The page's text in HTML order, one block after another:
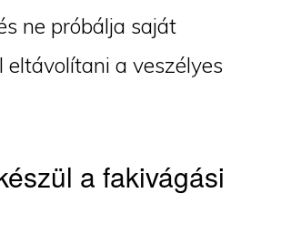
ne próbálja saját
eltávolítani a veszélyes
a fakivágási